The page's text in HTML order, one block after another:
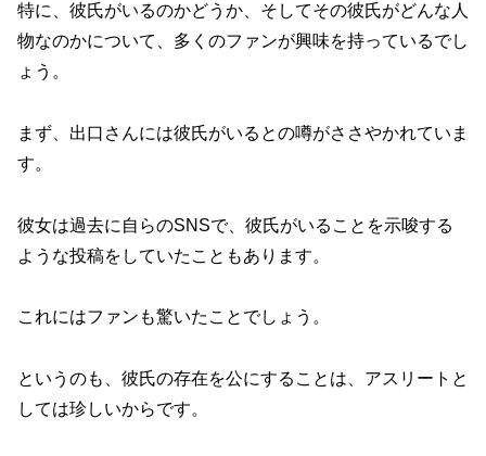
特に、彼氏がいるのかどうか、そしてその彼氏がどんな人
物なのかについて、多くのファンが興味を持っているでし
ょう。
まず、出口さんには彼氏がいるとの噂がささやかれていま
す。
彼女は過去に自らのSNSで、彼氏がいることを示唆する
ような投稿をしていたこともあります。
これにはファンも驚いたことでしょう。
というのも、彼氏の存在を公にすることは、アスリートと
しては珍しいからです。